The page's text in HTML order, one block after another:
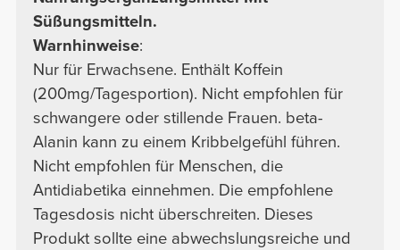
Süßungsmitteln.
Warnhinweise:
Nur für Erwachsene. Enthält Koffein
(200mg/Tagesportion). Nicht empfohlen für
schwangere oder stillende Frauen. beta-
Alanin kann zu einem Kribbelgefühl führen.
Nicht empfohlen für Menschen, die
Antidiabetika einnehmen. Die empfohlene
Tagesdosis nicht überschreiten. Dieses
Produkt sollte eine abwechslungsreiche und